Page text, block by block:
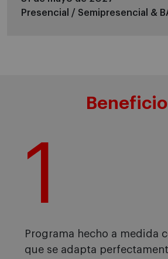
Presencial / Semipresencial &
1
Programa hecho a medida
que se adapta